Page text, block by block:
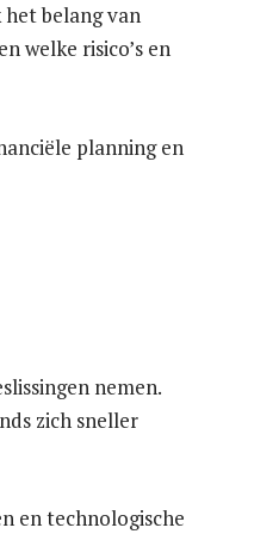
belang van
welke risico’s en
planning en
nemen.
zich sneller
en technologische